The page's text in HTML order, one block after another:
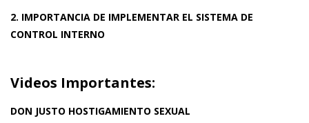
2. IMPORTANCIA DE IMPLEMENTAR EL SISTEMA DE
CONTROL INTERNO
Videos Importantes:
DON JUSTO HOSTIGAMIENTO SEXUAL